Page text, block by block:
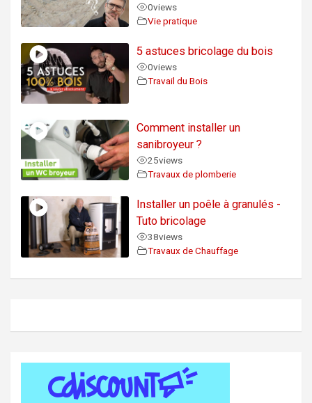
0views
Vie pratique
5 astuces bricolage du bois
0views
Travail du Bois
Comment installer un
sanibroyeur ?
25views
Travaux de plomberie
Installer un poêle à granulés -
Tuto bricolage
38views
Travaux de Chauffage